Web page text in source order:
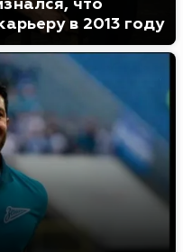
в 2013 году